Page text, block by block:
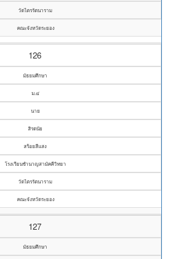
วัดไตรรัตนาราม
คณะจังหวัดระยอง
126
มัธยมศึกษา
ม.๔
นาย
สิรดนัย
สร้อยสีแสง
โรงเรียนชำนาญสามัคคีวิทยา
วัดไตรรัตนาราม
คณะจังหวัดระยอง
127
มัธยมศึกษา